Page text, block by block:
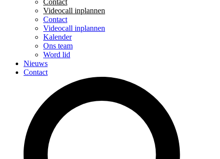
Contact
Videocall inplannen
Contact
Videocall inplannen
Kalender
Ons team
Word lid
Nieuws
Contact